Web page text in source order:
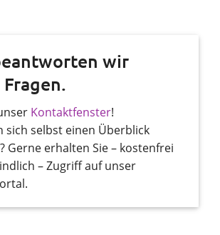
wir
Kontaktfenster!
sich selbst einen Überblick
Gerne erhalten Sie – kostenfrei
– Zugriff auf unser